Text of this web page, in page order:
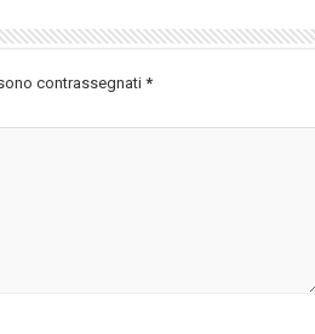
contrassegnati *